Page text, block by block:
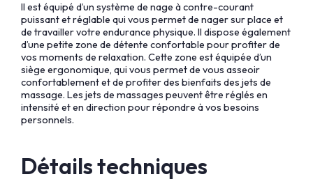
Il est équipé d’un système de nage à contre-courant
puissant et réglable qui vous permet de nager sur place et
de travailler votre endurance physique. Il dispose également
d’une petite zone de détente confortable pour profiter de
vos moments de relaxation. Cette zone est équipée d’un
siège ergonomique, qui vous permet de vous asseoir
confortablement et de profiter des bienfaits des jets de
massage. Les jets de massages peuvent être réglés en
intensité et en direction pour répondre à vos besoins
personnels.
Détails techniques